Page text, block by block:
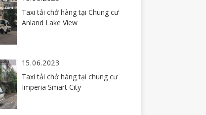
Taxi tải chở hàng tại Chung cư
Anland Lake View
15.06.2023
Taxi tải chở hàng tại chung cư
Imperia Smart City